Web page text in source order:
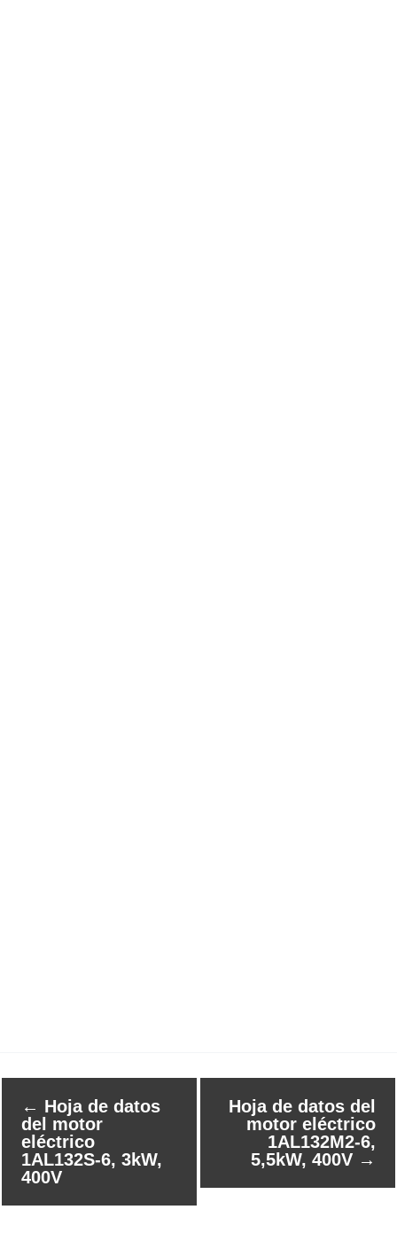
← Hoja de datos
del motor
eléctrico
1AL132S-6, 3kW,
400V
Hoja de datos del
motor eléctrico
1AL132M2-6,
5,5kW, 400V →